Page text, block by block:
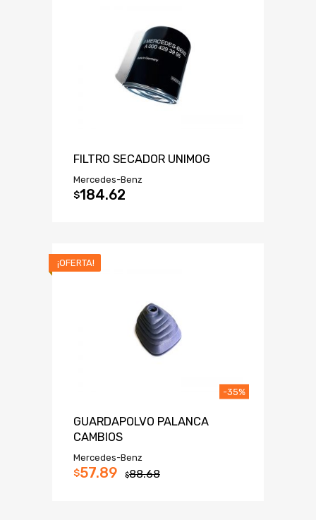
FILTRO SECADOR UNIMOG
Mercedes-Benz
$184.62
¡OFERTA!
GUARDAPOLVO PALANCA
CAMBIOS
Mercedes-Benz
$88.68
$57.89
-35%